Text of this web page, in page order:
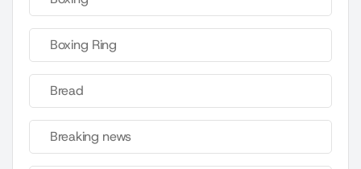
Boxing Ring
Bread
Breaking news